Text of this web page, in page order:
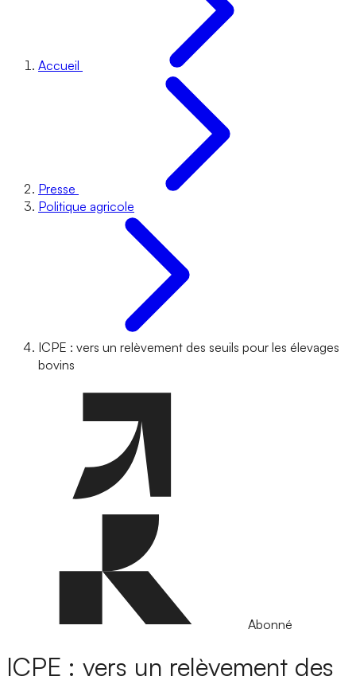
Accueil
Presse
Politique agricole
ICPE : vers un relèvement des seuils pour les élevages
bovins
Abonné
ICPE : vers un relèvement des